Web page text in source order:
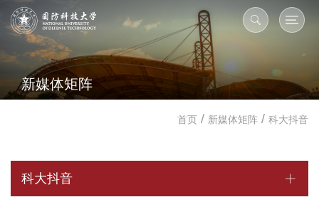
新媒体矩阵
首页 / 新媒体矩阵 / 科大抖音
科大抖音